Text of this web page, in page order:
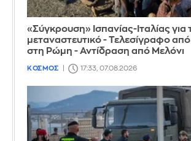
«Σύγκρουση» Ισπανίας-Ιταλίας για
μεταναστευτικό - Τελεσίγραφο
στη Ρώμη - Αντίδραση από Μελόνι
ΚΟΣΜΟΣ 17:33, 07.08.2026